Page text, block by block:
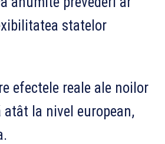
statelor
efectele reale ale noilor
la nivel european,